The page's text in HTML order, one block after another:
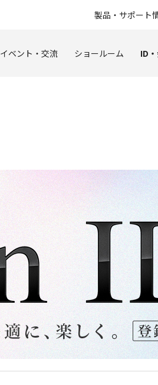
製品・サポート
イベント・交流 ショールーム ID